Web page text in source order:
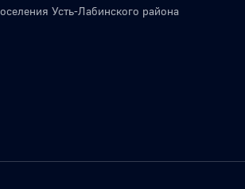
Усть-Лабинского района